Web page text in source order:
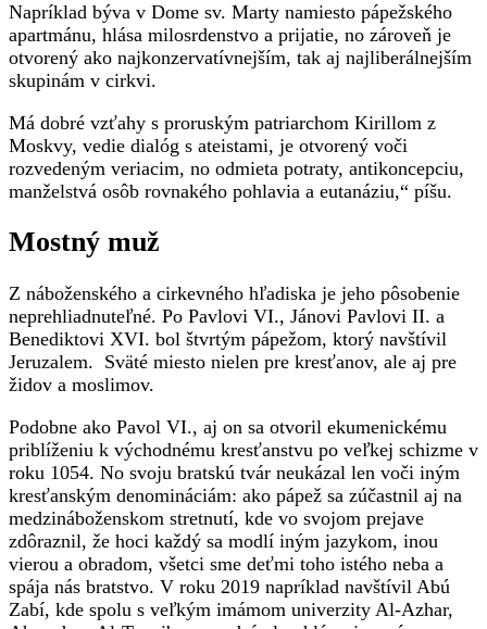
Napríklad býva v Dome sv. Marty namiesto pápežského
apartmánu, hlása milosrdenstvo a prijatie, no zároveň je
otvorený ako najkonzervatívnejším, tak aj najliberálnejším
skupinám v cirkvi.
Má dobré vzťahy s proruským patriarchom Kirillom z
Moskvy, vedie dialóg s ateistami, je otvorený voči
rozvedeným veriacim, no odmieta potraty, antikoncepciu,
manželstvá osôb rovnakého pohlavia a eutanáziu,“ píšu.
Mostný muž
Z náboženského a cirkevného hľadiska je jeho pôsobenie
neprehliadnuteľné. Po Pavlovi VI., Jánovi Pavlovi II. a
Benediktovi XVI. bol štvrtým pápežom, ktorý navštívil
Jeruzalem. Sväté miesto nielen pre kresťanov, ale aj pre
židov a moslimov.
Podobne ako Pavol VI., aj on sa otvoril ekumenickému
priblíženiu k východnému kresťanstvu po veľkej schizme v
roku 1054. No svoju bratskú tvár neukázal len voči iným
kresťanským denomináciám: ako pápež sa zúčastnil aj na
medzináboženskom stretnutí, kde vo svojom prejave
zdôraznil, že hoci každý sa modlí iným jazykom, inou
vierou a obradom, všetci sme deťmi toho istého neba a
spája nás bratstvo. V roku 2019 napríklad navštívil Abú
Zabí, kde spolu s veľkým imámom univerzity Al-Azhar,